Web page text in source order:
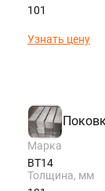
101
Узнать цену
Марка
ВТ14
Толщина, мм